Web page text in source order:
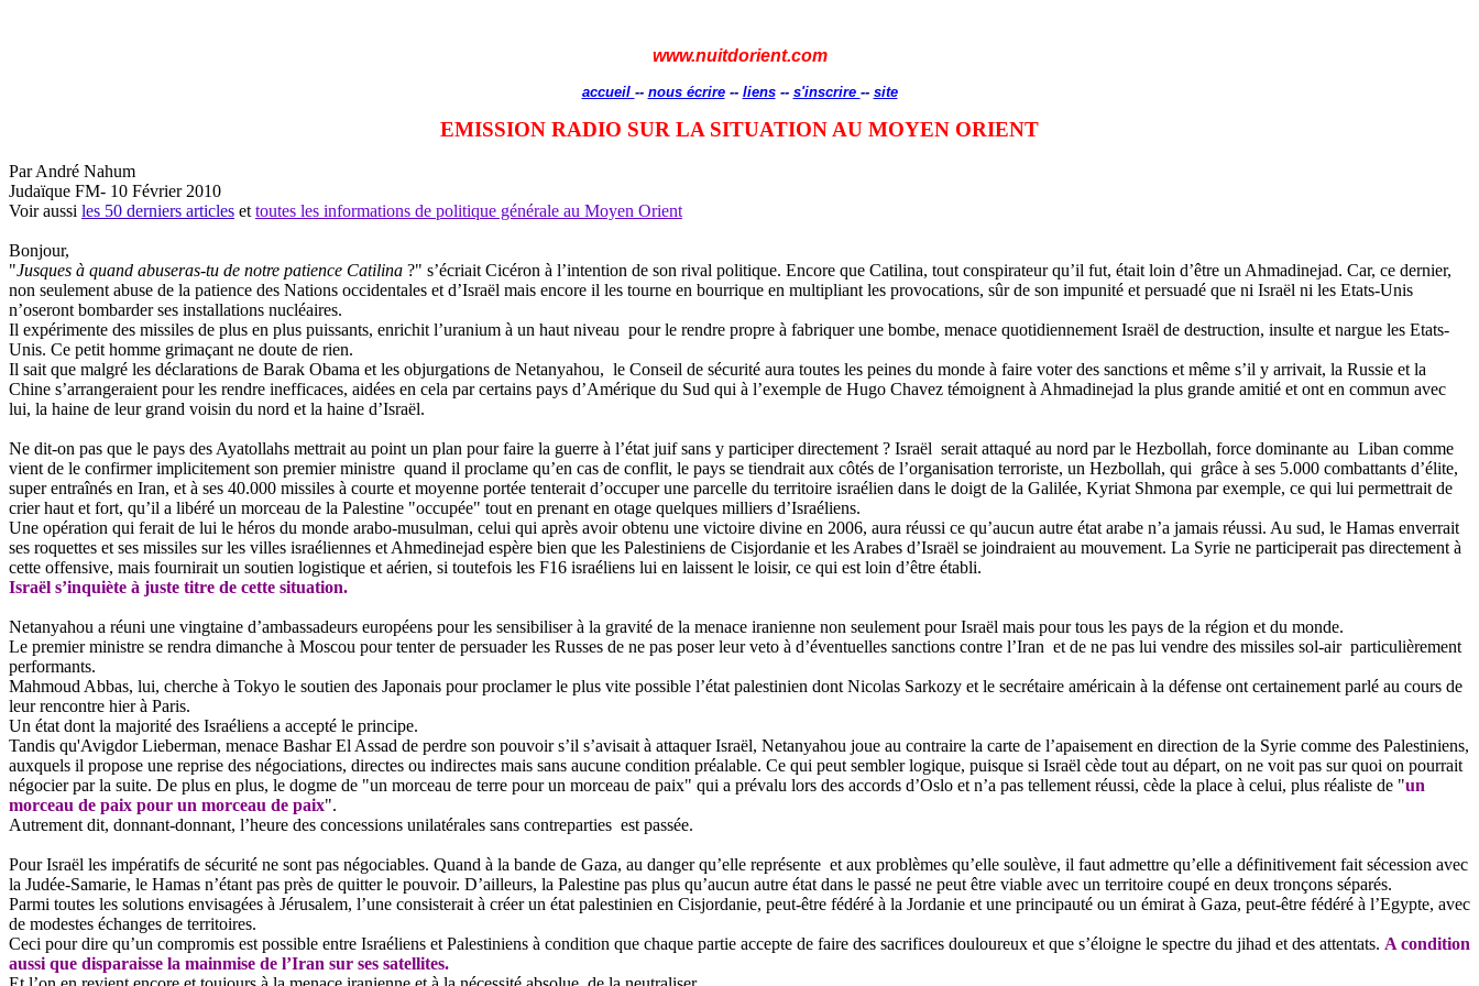
www.nuitdorient.com
accueil -- nous écrire-- liens-- s'inscrire -- site
EMISSION RADIO SUR LA SITUATION AU MOYEN ORIENT
Par André Nahum
Judaïque FM- 10 Février 2010
Voir aussi les 50 derniers articles et toutes les informations de politique générale au Moyen Orient
Bonjour,
"Jusques à quand abuseras-tu de notre patience Catilina ?" s’écriait Cicéron à l’intention de son rival politique. Encore que Catilina, tout conspirateur qu’il fut, était loin d’être un Ahmadinejad. Car, ce dernier,
non seulement abuse de la patience des Nations occidentales et d’Israël mais encore il les tourne en bourrique en multipliant les provocations, sûr de son impunité et persuadé que ni Israël ni les Etats-Unis
n’oseront bombarder ses installations nucléaires.
Il expérimente des missiles de plus en plus puissants, enrichit l’uranium à un haut niveau pour le rendre propre à fabriquer une bombe, menace quotidiennement Israël de destruction, insulte et nargue les Etats-
Unis. Ce petit homme grimaçant ne doute de rien.
Il sait que malgré les déclarations de Barak Obama et les objurgations de Netanyahou, le Conseil de sécurité aura toutes les peines du monde à faire voter des sanctions et même s’il y arrivait, la Russie et la
Chine s’arrangeraient pour les rendre inefficaces, aidées en cela par certains pays d’Amérique du Sud qui à l’exemple de Hugo Chavez témoignent à Ahmadinejad la plus grande amitié et ont en commun avec
lui, la haine de leur grand voisin du nord et la haine d’Israël.
Ne dit-on pas que le pays des Ayatollahs mettrait au point un plan pour faire la guerre à l’état juif sans y participer directement ? Israël serait attaqué au nord par le Hezbollah, force dominante au Liban comme
vient de le confirmer implicitement son premier ministre quand il proclame qu’en cas de conflit, le pays se tiendrait aux côtés de l’organisation terroriste, un Hezbollah, qui grâce à ses 5.000 combattants d’élite,
super entraînés en Iran, et à ses 40.000 missiles à courte et moyenne portée tenterait d’occuper une parcelle du territoire israélien dans le doigt de la Galilée, Kyriat Shmona par exemple, ce qui lui permettrait de
crier haut et fort, qu’il a libéré un morceau de la Palestine "occupée" tout en prenant en otage quelques milliers d’Israéliens.
Une opération qui ferait de lui le héros du monde arabo-musulman, celui qui après avoir obtenu une victoire divine en 2006, aura réussi ce qu’aucun autre état arabe n’a jamais réussi. Au sud, le Hamas enverrait
ses roquettes et ses missiles sur les villes israéliennes et Ahmedinejad espère bien que les Palestiniens de Cisjordanie et les Arabes d’Israël se joindraient au mouvement. La Syrie ne participerait pas directement à
cette offensive, mais fournirait un soutien logistique et aérien, si toutefois les F16 israéliens lui en laissent le loisir, ce qui est loin d’être établi.
Israël s’inquiète à juste titre de cette situation.
Netanyahou a réuni une vingtaine d’ambassadeurs européens pour les sensibiliser à la gravité de la menace iranienne non seulement pour Israël mais pour tous les pays de la région et du monde.
Le premier ministre se rendra dimanche à Moscou pour tenter de persuader les Russes de ne pas poser leur veto à d’éventuelles sanctions contre l’Iran et de ne pas lui vendre des missiles sol-air particulièrement
performants.
Mahmoud Abbas, lui, cherche à Tokyo le soutien des Japonais pour proclamer le plus vite possible l’état palestinien dont Nicolas Sarkozy et le secrétaire américain à la défense ont certainement parlé au cours de
leur rencontre hier à Paris.
Un état dont la majorité des Israéliens a accepté le principe.
Tandis qu'AvigdorLieberman, menace BasharEl Assad de perdre son pouvoir s’il s’avisait à attaquer Israël, Netanyahou joue au contraire la carte de l’apaisement en direction de la Syrie comme des Palestiniens,
auxquels il propose une reprise des négociations, directes ou indirectes mais sans aucune condition préalable. Ce qui peut sembler logique, puisque si Israël cède tout au départ, on ne voit pas sur quoi on pourrait
négocier par la suite. De plus en plus, le dogme de "un morceau de terre pour un morceau de paix" qui a prévalu lors des accords d’Oslo et n’a pas tellement réussi, cède la place à celui, plus réaliste de "un
morceau de paix pour un morceau de paix".
Autrement dit, donnant-donnant, l’heure des concessions unilatérales sans contreparties est passée.
Pour Israël les impératifs de sécurité ne sont pas négociables. Quand à la bande de Gaza, au danger qu’elle représente et aux problèmes qu’elle soulève, il faut admettre qu’elle a définitivement fait sécession avec
la Judée-Samarie, le Hamas n’étant pas près de quitter le pouvoir. D’ailleurs, la Palestine pas plus qu’aucun autre état dans le passé ne peut être viable avec un territoire coupé en deux tronçons séparés.
Parmi toutes les solutions envisagées à Jérusalem, l’une consisterait à créer un état palestinien en Cisjordanie, peut-être fédéré à la Jordanie et une principauté ou un émirat à Gaza, peut-être fédéré à l’Egypte, avec
de modestes échanges de territoires.
Ceci pour dire qu’un compromis est possible entre Israéliens et Palestiniens à condition que chaque partie accepte de faire des sacrifices douloureux et que s’éloigne le spectre du jihad et des attentats. A condition
aussi que disparaisse la mainmise de l’Iran sur ses satellites.